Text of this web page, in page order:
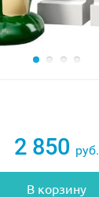
2 850 руб.
В корзину